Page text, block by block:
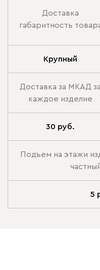
Доставка
габаритность
Крупный
Доставка за МКАД за
каждое изделие
30 руб.
Подъем на этажи
5